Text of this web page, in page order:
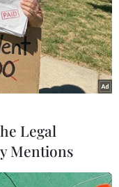
Legal
Mentions